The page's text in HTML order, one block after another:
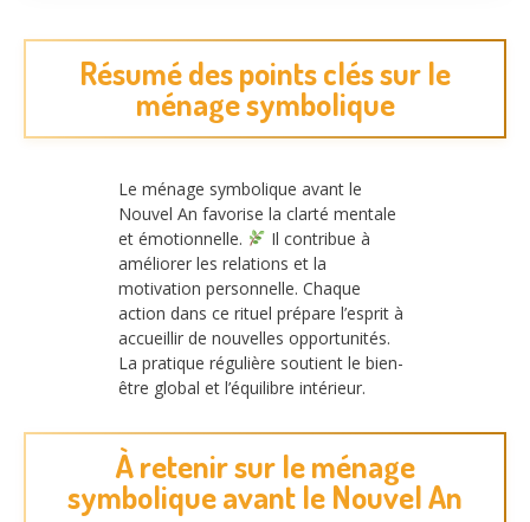
Résumé des points clés sur le
ménage symbolique
Le ménage symbolique avant le
Nouvel An favorise la clarté mentale
et émotionnelle.
Il contribue à
améliorer les relations et la
motivation personnelle. Chaque
action dans ce rituel prépare l’esprit à
accueillir de nouvelles opportunités.
La pratique régulière soutient le bien-
être global et l’équilibre intérieur.
À retenir sur le ménage
symbolique avant le Nouvel An